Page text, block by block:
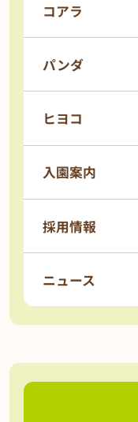
コアラ
パンダ
ヒヨコ
入園案内
採用情報
ニュース